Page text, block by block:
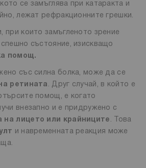
се замъглява при катаракта и
лежат рефракционните грешки.
при които замъгленото зрение
състояние, изискващо
помощ.
със силна болка, може да се
ретината . Друг случай, в който е
помощ, е когато
внезапно и е придружено с
на лицето или крайниците . Това
и навременната реакция може